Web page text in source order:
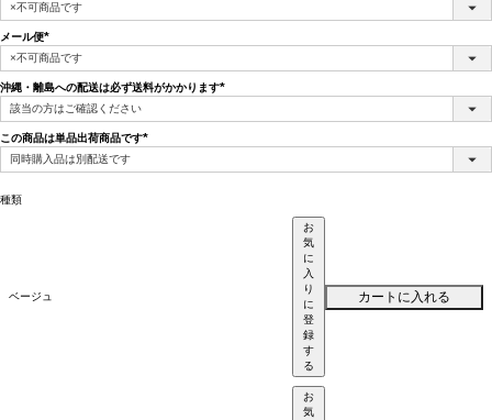
メール便
(必
須)
沖縄・離島への配送は必ず送料がかかります
この商品は単品出荷商品です
種類
ベージュ
お
気
に
入
り
に
登
録
す
る
カートに入れる
お
気